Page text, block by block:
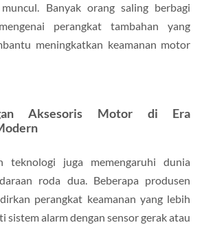
Banyak orang saling berbagi
perangkat tambahan yang
meningkatkan keamanan motor
Aksesoris Motor di Era
teknologi juga memengaruhi dunia
roda dua. Beberapa produsen
perangkat keamanan yang lebih
sistem alarm dengan sensor gerak atau